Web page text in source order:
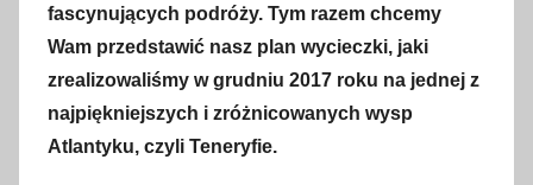
l
i
k
o
w
fascynujących podróży. Tym razem chcemy
Wam przedstawić nasz plan wycieczki, jaki
zrealizowaliśmy w grudniu 2017 roku na jednej z
najpiękniejszych i zróżnicowanych wysp
Atlantyku, czyli Teneryfie.